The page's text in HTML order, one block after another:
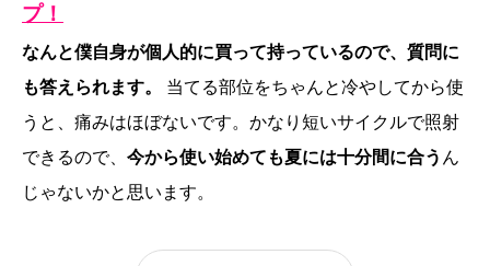
プ！
なんと僕自身が個人的に買って持っているので、質問に
も答えられます。
当てる部位をちゃんと冷やしてから使
うと、痛みはほぼないです。かなり短いサイクルで照射
できるので、 今から使い始めても夏には十分間に合う ん
じゃないかと思います。